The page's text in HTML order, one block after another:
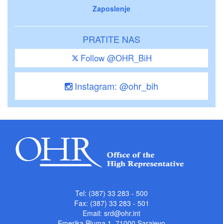
Zaposlenje
PRATITE NAS
Follow @OHR_BiH
Instagram: @ohr_bih
Tel: (387) 33 283 - 500
Fax: (387) 33 283 - 501
Email: srd@ohr.int